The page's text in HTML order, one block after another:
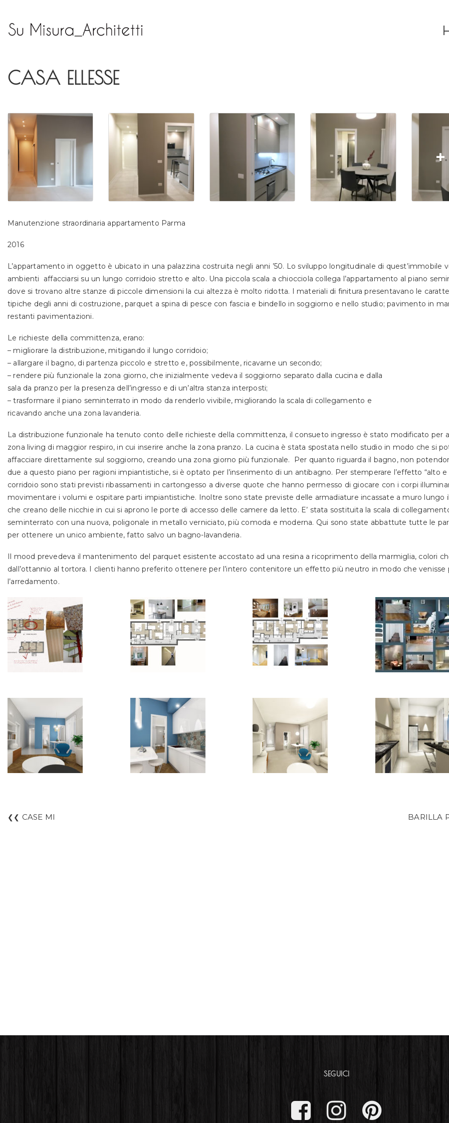
Contacts
CASA ELLESSE
Manutenzione straordinaria appartamento Parma
2016
L’appartamento in oggetto è ubicato in una palazzina costruita negli anni ’50. Lo sviluppo longitudinale di quest’immobile
ambienti affacciarsi su un lungo corridoio stretto e alto. Una piccola scala a chiocciola collega l’appartamento al piano
dove si trovano altre stanze di piccole dimensioni la cui altezza è molto ridotta. I materiali di finitura presentavano le
tipiche degli anni di costruzione, parquet a spina di pesce con fascia e bindello in soggiorno e nello studio; pavimento in
restanti pavimentazioni.
Le richieste della committenza, erano:
– migliorare la distribuzione, mitigando il lungo corridoio;
– allargare il bagno, di partenza piccolo e stretto e, possibilmente, ricavarne un secondo;
– rendere più funzionale la zona giorno, che inizialmente vedeva il soggiorno separato dalla cucina e dalla
sala da pranzo per la presenza dell’ingresso e di un’altra stanza interposti;
– trasformare il piano seminterrato in modo da renderlo vivibile, migliorando la scala di collegamento e
ricavando anche una zona lavanderia.
La distribuzione funzionale ha tenuto conto delle richieste della committenza, il consueto ingresso è stato modificato per
zona living di maggior respiro, in cui inserire anche la zona pranzo. La cucina è stata spostata nello studio in modo che si
affacciare direttamente sul soggiorno, creando una zona giorno più funzionale.
Per quanto riguarda il
bagno, non
due a questo piano per ragioni impiantistiche, si è optato per l’inserimento di un antibagno. Per stemperare l’effetto “alto
corridoio sono stati previsti ribassamenti in cartongesso a diverse quote che hanno permesso di giocare con i corpi
movimentare i volumi e ospitare parti impiantistiche. Inoltre sono state previste delle armadiature incassate a muro lungo
che creano delle nicchie in cui si aprono le porte di accesso delle camere da letto. E’ stata sostituita la scala di
seminterrato con una nuova, poligonale in metallo verniciato, più comoda e moderna. Qui sono state abbattute tutte le
per ottenere un unico ambiente, fatto salvo un bagno-lavanderia.
Il mood prevedeva il mantenimento del parquet esistente accostato ad una resina a ricoprimento della marmiglia, colori
dall’ottannio al tortora.
I clienti hanno preferito ottenere per l’intero contenitore un effetto più neutro in modo che venisse
l’arredamento.
❮❮ CASE MI BARILLA
SEGUICI